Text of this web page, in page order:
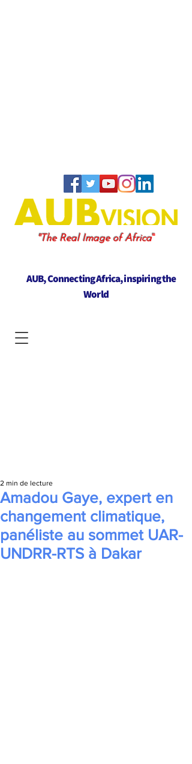
"The Real Image of Africa"
AUB, Connecting Africa, inspiring the
World
Amadou Gaye, expert en
changement climatique,
panéliste au sommet UAR-
UNDRR-RTS à Dakar
2 min de lecture